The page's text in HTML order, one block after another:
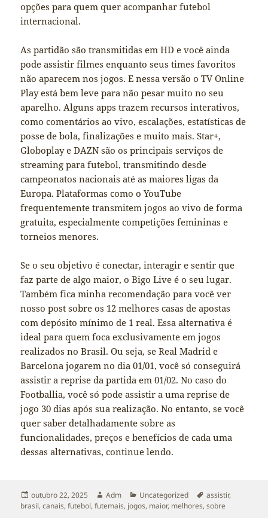
opções para quem quer acompanhar futebol
internacional.
As partidão são transmitidas em HD e você ainda
pode assistir filmes enquanto seus times favoritos
não aparecem nos jogos. E nessa versão o TV Online
Play está bem leve para não pesar muito no seu
aparelho. Alguns apps trazem recursos interativos,
como comentários ao vivo, escalações, estatísticas de
posse de bola, finalizações e muito mais. Star+,
Globoplay e DAZN são os principais serviços de
streaming para futebol, transmitindo desde
campeonatos nacionais até as maiores ligas da
Europa​. Plataformas como o YouTube
frequentemente transmitem jogos ao vivo de forma
gratuita, especialmente competições femininas e
torneios menores​.
Se o seu objetivo é conectar, interagir e sentir que
faz parte de algo maior, o Bigo Live é o seu lugar.
Também fica minha recomendação para você ver
nosso post sobre os 12 melhores casas de apostas
com depósito mínimo de 1 real. Essa alternativa é
ideal para quem foca exclusivamente em jogos
realizados no Brasil. Ou seja, se Real Madrid e
Barcelona jogarem no dia 01/01, você só conseguirá
assistir a reprise da partida em 01/02. No caso do
Footballia, você só pode assistir a uma reprise de
jogo 30 dias após sua realização. No entanto, se você
quer saber detalhadamente sobre as
funcionalidades, preços e benefícios de cada uma
dessas alternativas, continue lendo.
Publicado
em
outubro 22, 2025 Autor
Adm Categorias
Uncategorized Tags
assistir,
brasil,canais,futebol,futemais, jogos, maior, melhores,sobre